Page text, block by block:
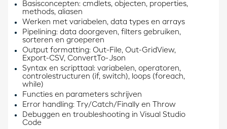
Basisconcepten: cmdlets, objecten, properties,
methods, aliasen
Werken met variabelen, data types en arrays
Pipelining: data doorgeven, filters gebruiken,
sorteren en groeperen
Output formatting: Out-File, Out-GridView,
Export-CSV, ConvertTo-Json
Syntax en scripttaal: variabelen, operatoren,
controlestructuren (if, switch), loops (foreach,
while)
Functies en parameters schrijven
Error handling: Try/Catch/Finally en Throw
Debuggen en troubleshooting in Visual Studio
Code